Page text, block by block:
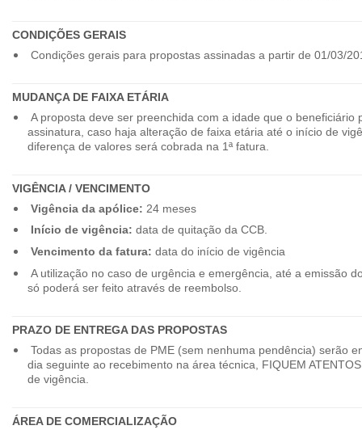
CONDIÇÕES GERAIS
Condições gerais para propostas assinadas a partir de 01/03/
MUDANÇA DE FAIXA ETÁRIA
A proposta deve ser preenchida com a idade que o beneficiário
assinatura, caso haja alteração de faixa etária até o início de
diferença de valores será cobrada na 1ª fatura.
VIGÊNCIA / VENCIMENTO
Vigência da apólice: 24 meses
Início de vigência: data de quitação da CCB.
Vencimento da fatura: data do início de vigência
A utilização no caso de urgência e emergência, até a emissão
só poderá ser feito através de reembolso.
PRAZO DE ENTREGA DAS PROPOSTAS
Todas as propostas de PME (sem nenhuma pendência) serão
dia seguinte ao recebimento na área técnica, FIQUEM
de vigência.
ÁREA DE COMERCIALIZAÇÃO